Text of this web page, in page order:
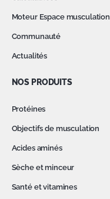
Moteur Espace musculation
Communauté
Actualités
NOS PRODUITS
Protéines
Objectifs de musculation
Acides aminés
Sèche et minceur
Santé et vitamines